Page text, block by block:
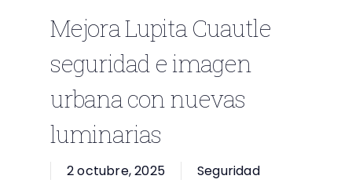
Mejora Lupita Cuautle
seguridad e imagen
urbana con nuevas
luminarias
2 octubre, 2025 Seguridad